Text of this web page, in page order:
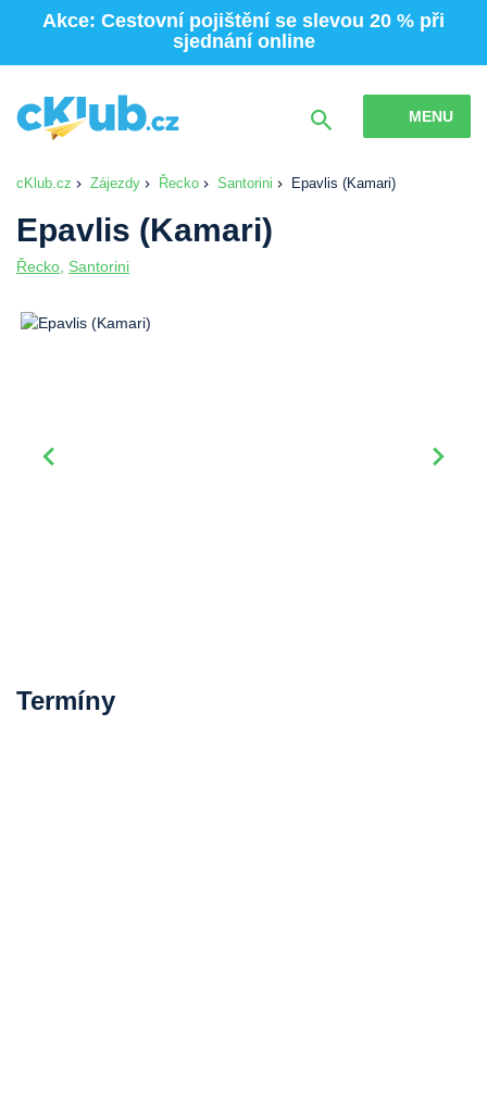
Akce: Cestovní pojištění se slevou 20 % při
sjednání online
MENU
cKlub.cz Zájezdy Řecko Santorini Epavlis (Kamari)
Epavlis (Kamari)
Řecko Santorini
Termíny